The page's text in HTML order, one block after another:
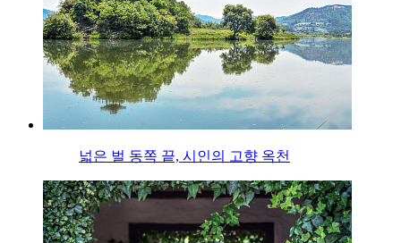
넓은 벌 동쪽 끝, 시인의 고향 옥천